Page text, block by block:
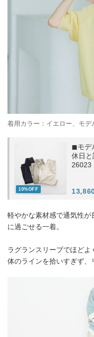
着用カラー：イエロー、モデ
10%OFF
◼︎モデ
休日と
26023
軽やかな素材感で通気性が
に過ごせる一着。
ラグランスリーブでほどよ
体のラインを拾いすぎず、